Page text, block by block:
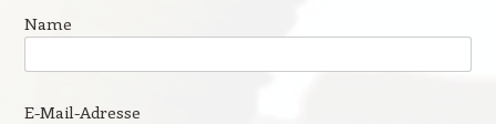
Name
E-Mail-Adresse